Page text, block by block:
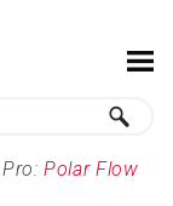
Pro:Polar Flow